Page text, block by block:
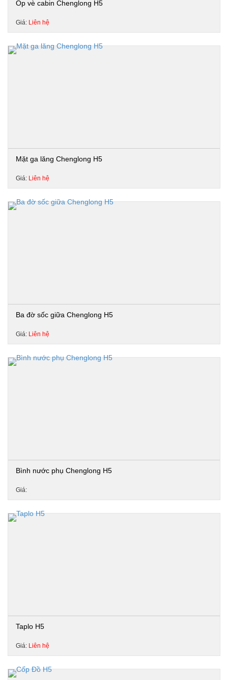
Ốp vè cabin Chenglong H5
Giá: Liên hệ
Mặt ga lăng Chenglong H5
Giá: Liên hệ
Ba đờ sốc giữa Chenglong H5
Giá: Liên hệ
Bình nước phụ Chenglong H5
Giá:
Taplo H5
Giá: Liên hệ